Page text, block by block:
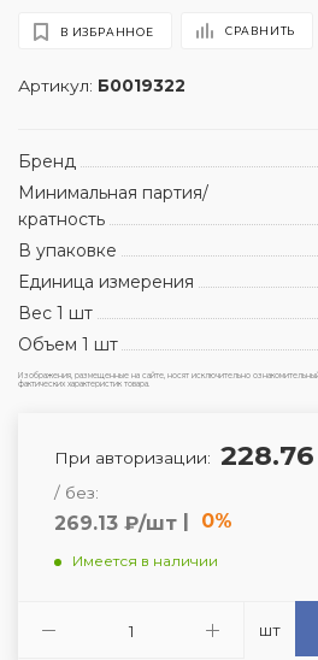
Артикул: Б0019322
В ИЗБРАННОЕ СРАВНИТЬ
Бренд
Минимальная партия/
кратность
В упаковке
Единица измерения
Вес 1 шт
Объем 1 шт
Изображения, размещенные на сайте, носят исключительно
фактических характеристик товара.
При авторизации:
/ без:
269.13 ₽/шт | 0%
Имеется в наличии
шт